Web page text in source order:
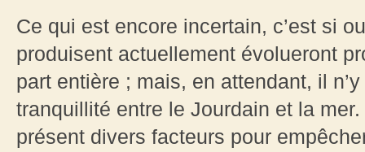
Ce qui est encore incertain, c’est si
produisent actuellement évolueront
part entière ; mais, en attendant, il
tranquillité entre le Jourdain et la mer.
présent divers facteurs pour